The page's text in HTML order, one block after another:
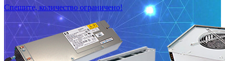
Спешите, количество ограничено!